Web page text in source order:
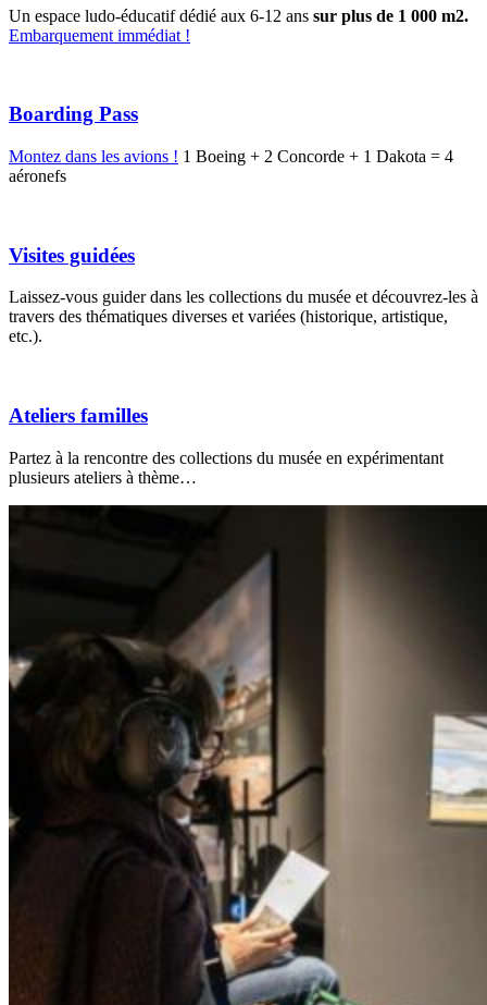
Un espace ludo-éducatif dédié aux 6-12 ans sur plus de 1 000 m2.
Embarquement immédiat !
Boarding Pass
Montez dans les avions ! 1 Boeing + 2 Concorde + 1 Dakota = 4
aéronefs
Visites guidées
Laissez-vous guider dans les collections du musée et découvrez-les à
travers des thématiques diverses et variées (historique, artistique,
etc.).
Ateliers familles
Partez à la rencontre des collections du musée en expérimentant
plusieurs ateliers à thème…